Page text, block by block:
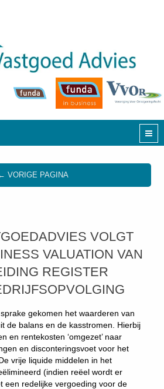
VORIGE PAGINA
VOLGT
VALUATION VAN
REGISTER
gekomen het waarderen van
de balans en de kasstromen. Hierbij
en rentekosten ‘omgezet’ naar
en disconteringsvoet voor het
vrije liquide middelen in het
(indien reëel wordt er
een redelijke vergoeding voor de